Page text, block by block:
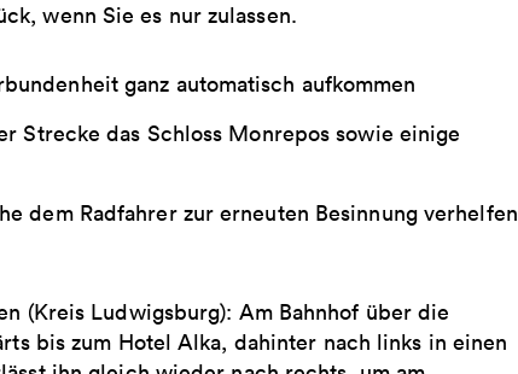
wenn Sie es nur zulassen.
ganz automatisch aufkommen
Strecke das Schloss Monrepos sowie einige
dem Radfahrer zur erneuten Besinnung verhelfen
(Kreis Ludwigsburg): Am Bahnhof über die
bis zum Hotel Alka, dahinter nach links in einen